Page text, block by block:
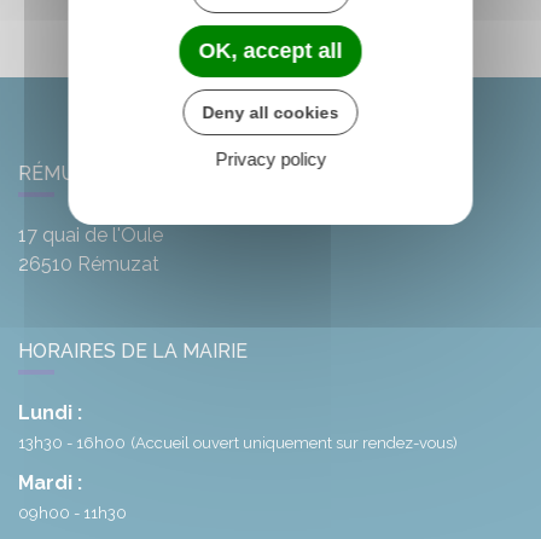
RÉMUZAT
17 quai de l'Oule
26510 Rémuzat
HORAIRES DE LA MAIRIE
Lundi :
13h30 - 16h00 (Accueil ouvert uniquement sur rendez-vous)
Mardi :
09h00 - 11h30
OK, accept all
Deny all cookies
Privacy policy